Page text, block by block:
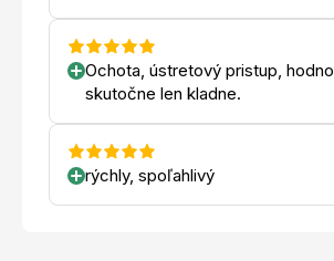
Ochota, ústretový pristup,
skutočne len kladne.
rýchly, spoľahlivý